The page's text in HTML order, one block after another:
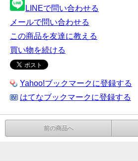
LINEで問い合わせる
メールで問い合わせる
この商品を友達に教える
買い物を続ける
Yahoo!ブックマークに登録する
はてなブックマークに登録する
前の商品へ